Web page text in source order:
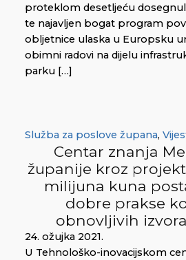
proteklom desetljeću
te najavljen bogat program
obljetnice ulaska u Europsku
obimni radovi na dijelu
parku […]
Služba za poslove župana,
Centar znanja
županije kroz
milijuna kuna
dobre prakse
obnovljivih
24. ožujka 2021.
U Tehnološko-inovacijskom